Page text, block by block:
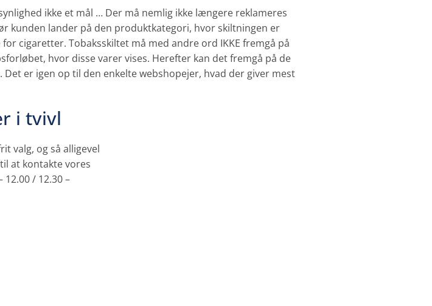
ikke et mål … Der må nemlig ikke længere reklameres
kunden lander på den produktkategori, hvor skiltningen er
cigaretter. Tobaksskiltet må med andre ord IKKE fremgå på
hvor disse varer vises. Herefter kan det fremgå på de
er igen op til den enkelte webshopejer, hvad der giver mest
i tvivl
valg, og så alligevel
at kontakte vores
/ 12.30 –